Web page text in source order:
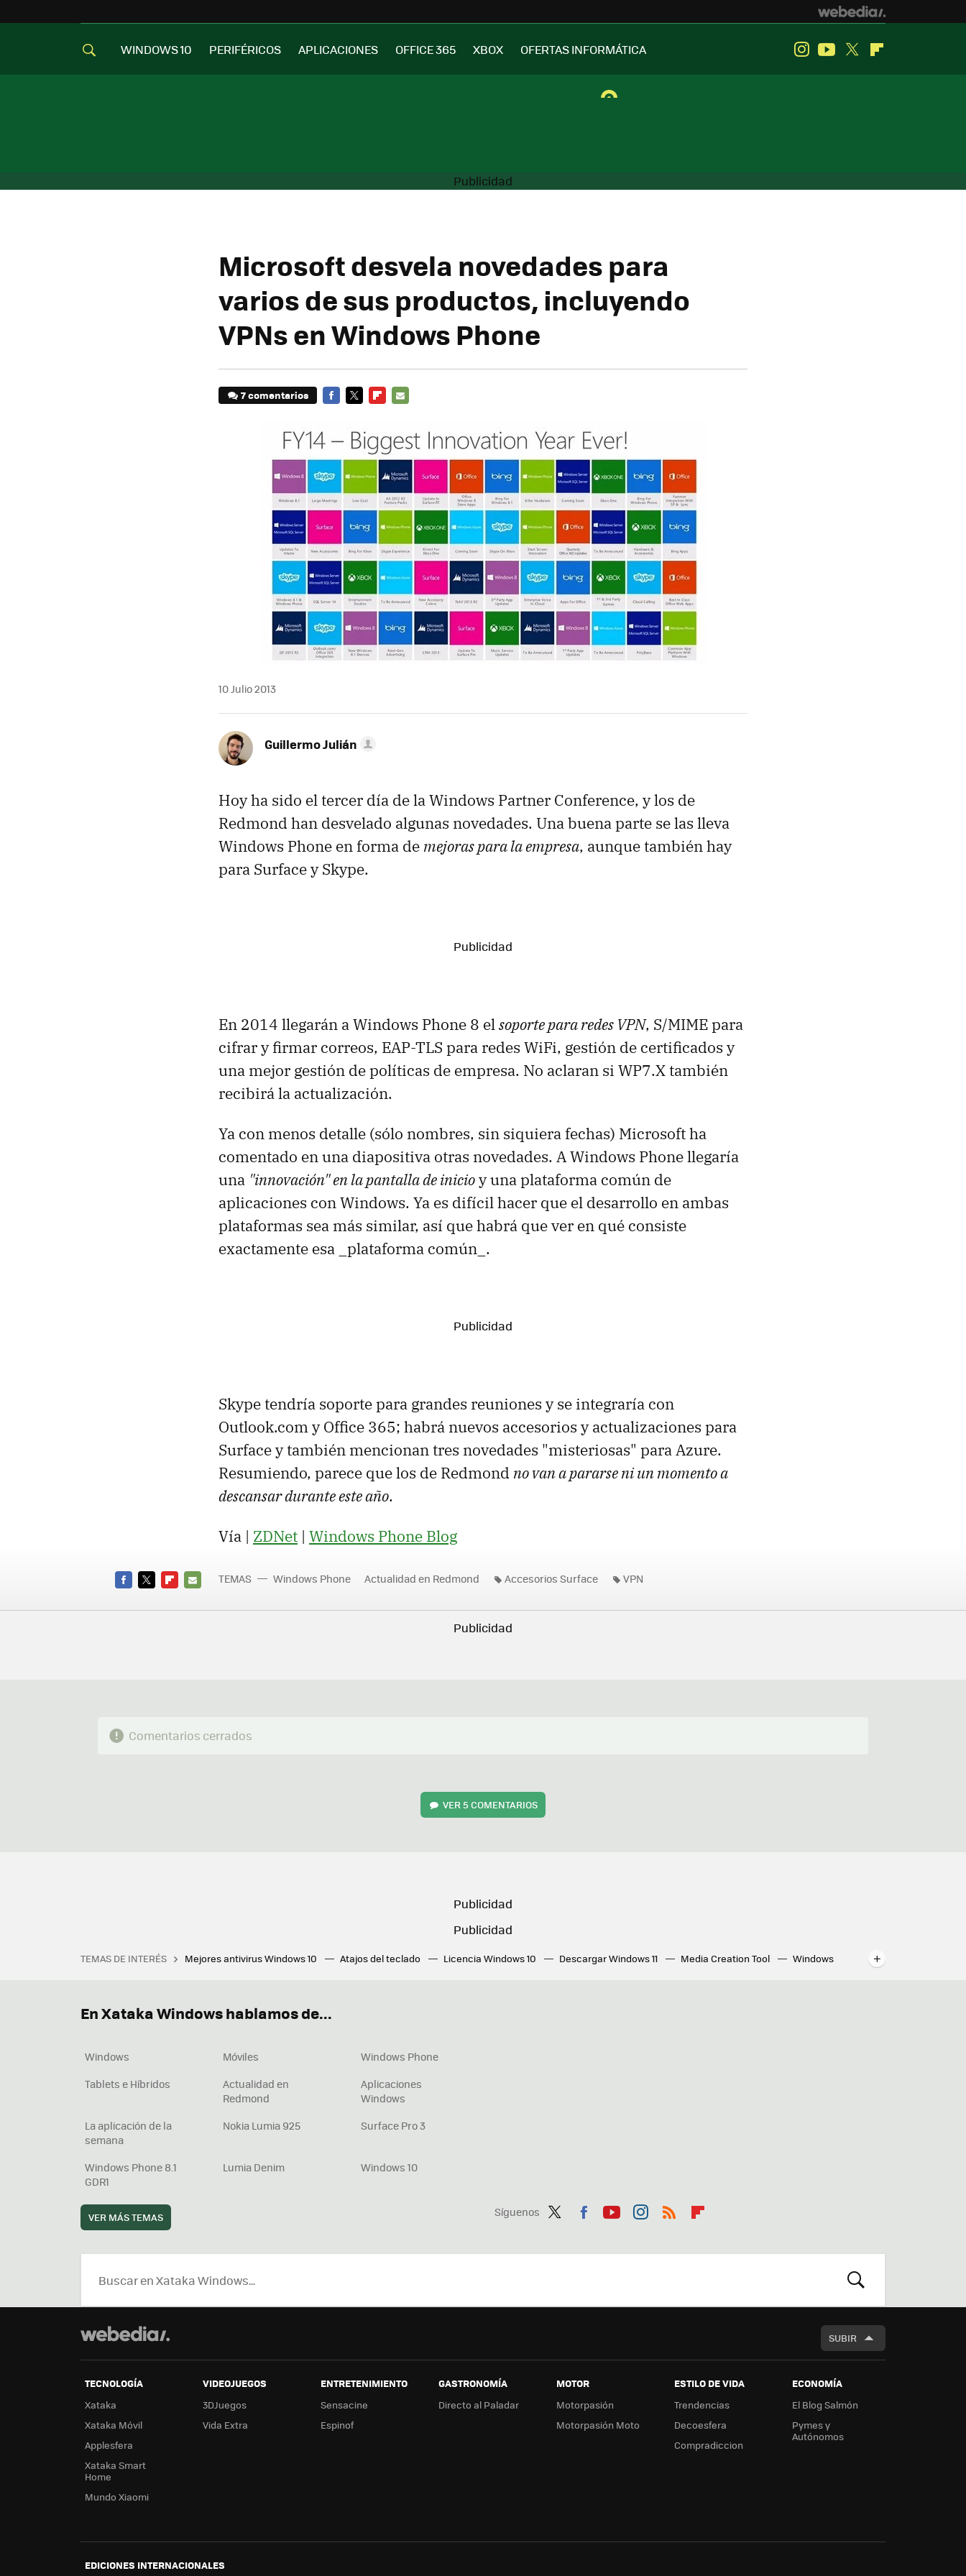
WINDOWS 10 PERIFÉRICOS APLICACIONES OFFICE 365 XBOX OFERTAS INFORMÁTICA InstagramYoutube
Twitter
Microsoft desvela novedades para
varios de sus productos, incluyendo
VPNs en Windows Phone
7 comentarios
10 Julio 2013
Guillermo Julián
Hoy ha sido el tercer día de la Windows Partner Conference, y los de
Redmond han desvelado algunas novedades. Una buena parte se las lleva
Windows Phone en forma de mejoras para la empresa, aunque también hay
para Surface y Skype.
En 2014 llegarán a Windows Phone 8 elsoporte para redes VPN, S/MIME para
cifrar y firmar correos, EAP-TLS para redes WiFi, gestión de certificados y
una mejor gestión de políticas de empresa. No aclaran si WP7.X también
recibirá la actualización.
Ya con menos detalle (sólo nombres, sin siquiera fechas) Microsoft ha
comentado en una diapositiva otras novedades. A Windows Phone llegaría
una "innovación" en la pantalla de inicioy una plataforma común de
aplicaciones con Windows. Ya es difícil hacer que el desarrollo en ambas
plataformas sea más similar, así que habrá que ver en qué consiste
exactamente esa _plataforma común_.
Skype tendría soporte para grandes reuniones y se integraría con
Outlook.com y Office 365; habrá nuevos accesorios y actualizaciones para
Surface y también mencionan tres novedades "misteriosas" para Azure.
Resumiendo, parece que los de Redmond no van a pararse ni un momento a
descansar durante este año.
Vía | ZDNet | Windows Phone Blog
MAIL
TEMAS Windows Phone Actualidad en Redmond Accesorios Surface VPN
Comentarios cerrados
VER5 COMENTARIOS
TEMAS DE INTERÉS Mejores antivirus Windows 10 Atajos del teclado Licencia Windows 10 Descargar Windows 11 Media Creation Tool
Windows
Síguenos
ter
ebo tub agr
boa
En Xataka Windows hablamos de...
Windows Móviles
Windows Phone
Tablets e Híbridos
Actualidad en
Redmond
Aplicaciones
Windows
La aplicación de la
semana
Nokia Lumia 925 Surface Pro 3
Windows Phone 8.1
GDR1
Lumia Denim Windows 10
VER MÁS TEMAS
BUSCAR
SUBIR
TECNOLOGÍA
Xataka
Xataka Móvil
Applesfera
Xataka Smart
Home
Mundo Xiaomi
VIDEOJUEGOS
3DJuegos
Vida Extra
ENTRETENIMIENTO
Sensacine
Espinof
GASTRONOMÍA
Directo al Paladar
MOTOR
Motorpasión
Motorpasión Moto
ESTILO DE VIDA
Trendencias
Decoesfera
Compradiccion
ECONOMÍA
El Blog Salmón
Pymes y
Autónomos
EDICIONES INTERNACIONALES